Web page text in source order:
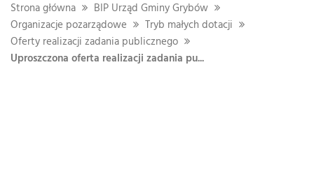
Strona główna
BIP Urząd Gminy Grybów
Organizacje pozarządowe
Tryb małych dotacji
Oferty realizacji zadania publicznego
Uproszczona oferta realizacji zadania pu...